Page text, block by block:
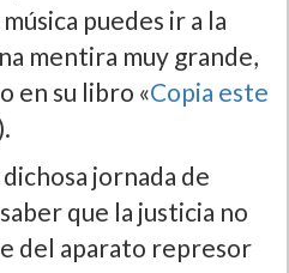
puedes ir a la
mentira muy grande,
en su libro «Copia este
jornada de
que la justicia no
del aparato represor